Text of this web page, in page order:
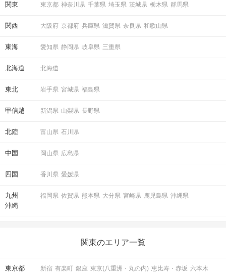
関東 東京都 神奈川県 千葉県 埼玉県 茨城県 栃木県 群馬県
関西 大阪府 京都府 兵庫県 滋賀県 奈良県 和歌山県
東海 愛知県 静岡県 岐阜県 三重県
北海道 北海道
東北 岩手県 宮城県 福島県
甲信越 新潟県 山梨県 長野県
北陸 富山県 石川県
中国 岡山県 広島県
四国 香川県 愛媛県
九州
沖縄
福岡県 佐賀県 熊本県 大分県 宮崎県 鹿児島県 沖縄県
関東のエリア一覧
東京都 新宿 有楽町 銀座 東京(八重洲・丸の内) 恵比寿・赤坂 六本木